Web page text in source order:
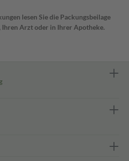
lesen Sie die Packungsbeilage
Ihren Arzt oder in Ihrer Apotheke.